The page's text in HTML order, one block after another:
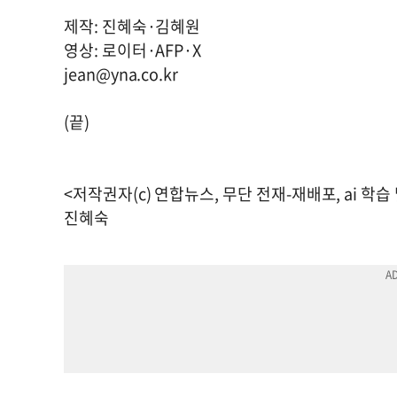
제작: 진혜숙·김혜원
영상: 로이터·AFP·X
jean@yna.co.kr
(끝)
<저작권자(c) 연합뉴스, 무단 전재-재배포, ai 학습
진혜숙